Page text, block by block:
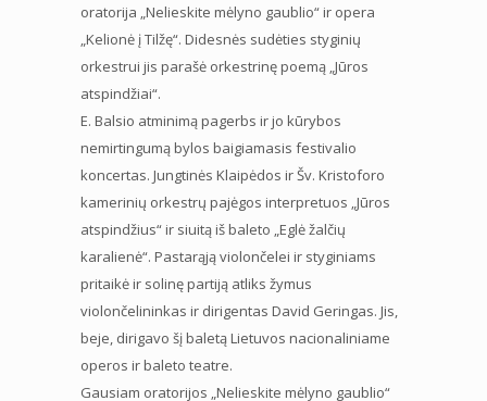
oratorija „Nelieskite mėlyno gaublio“ ir opera
„Kelionė į Tilžę“. Didesnės sudėties styginių
orkestrui jis parašė orkestrinę poemą „Jūros
atspindžiai“.
E. Balsio atminimą pagerbs ir jo kūrybos
nemirtingumą bylos baigiamasis festivalio
koncertas. Jungtinės Klaipėdos ir Šv. Kristoforo
kamerinių orkestrų pajėgos interpretuos „Jūros
atspindžius“ ir siuitą iš baleto „Eglė žalčių
karalienė“. Pastarąją violončelei ir styginiams
pritaikė ir solinę partiją atliks žymus
violončelininkas ir dirigentas David Geringas. Jis,
beje, dirigavo šį baletą Lietuvos nacionaliniame
operos ir baleto teatre.
Gausiam oratorijos „Nelieskite mėlyno gaublio“